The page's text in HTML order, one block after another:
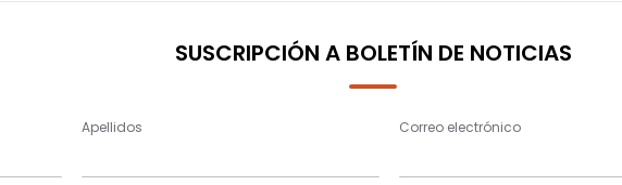
SUSCRIPCIÓN A BOLETÍN DE NOTICIAS
Apellidos Correo electrónico